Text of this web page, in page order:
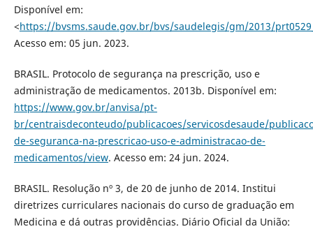
Disponível em:
<https://bvsms.saude.gov.br/bvs/saudelegis/gm/2013/
Acesso em: 05 jun. 2023.
BRASIL. Protocolo de segurança na prescrição, uso e
administração de medicamentos. 2013b. Disponível em:
https://www.gov.br/anvisa/pt-
br/centraisdeconteudo/publicacoes/servicosdesaude/
de-seguranca-na-prescricao-uso-e-administracao-de-
medicamentos/view. Acesso em: 24 jun. 2024.
BRASIL. Resolução nº 3, de 20 de junho de 2014. Institui
diretrizes curriculares nacionais do curso de graduação em
Medicina e dá outras providências. Diário Oficial da União: